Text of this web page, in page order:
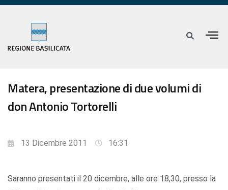
Matera, presentazione di due volumi di
don Antonio Tortorelli
13 Dicembre 2011 16:31
Saranno presentati il 20 dicembre, alle ore 18,30, presso la